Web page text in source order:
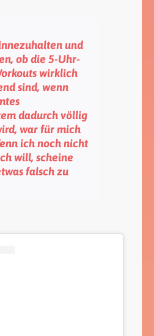
und
ob die 5-Uhr-
wirklich
sind, wenn
dadurch völlig
war für mich
ich noch nicht
will, scheine
falsch zu